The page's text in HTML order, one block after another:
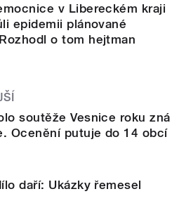
v Libereckém kraji
epidemii plánované
o tom hejtman
soutěže Vesnice roku zná
Ocenění putuje do 14 obcí
daří: Ukázky řemesel